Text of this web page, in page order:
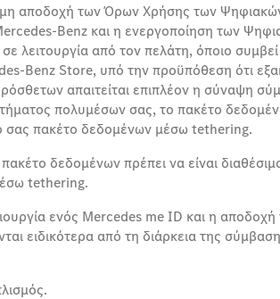
αποδοχή των Όρων Χρήσης των
Benz και η ενεργοποίηση των
λειτουργία από τον πελάτη, όποιο
Store, υπό την προϋπόθεση ότι
απαιτείται επιπλέον η σύναψη
πολυμέσων σας, το πακέτο
σας πακέτο δεδομένων μέσω tethering.
δεδομένων πρέπει να είναι
tethering.
ενός Mercedes me ID και η
ειδικότερα από τη διάρκεια της